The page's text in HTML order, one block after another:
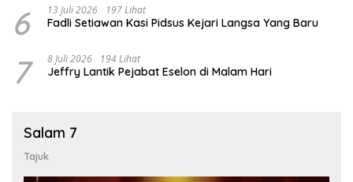
6 13 Juli 2026 197 Lihat
Fadli Setiawan Kasi Pidsus Kejari Langsa Yang Baru
7 8 Juli 2026 194 Lihat
Jeffry Lantik Pejabat Eselon di Malam Hari
Salam 7
Tajuk